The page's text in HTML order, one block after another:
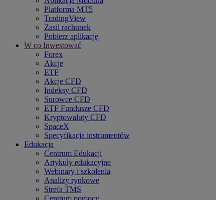
Platforma MT5
TradingView
Zasil rachunek
Pobierz aplikację
W co Inwestować
Forex
Akcje
ETF
Akcje CFD
Indeksy CFD
Surowce CFD
ETF Fundusze CFD
Kryptowaluty CFD
SpaceX
Specyfikacja instrumentów
Edukacja
Centrum Edukacji
Artykuły edukacyjne
Webinary i szkolenia
Analizy rynkowe
Strefa TMS
Centrum pomocy